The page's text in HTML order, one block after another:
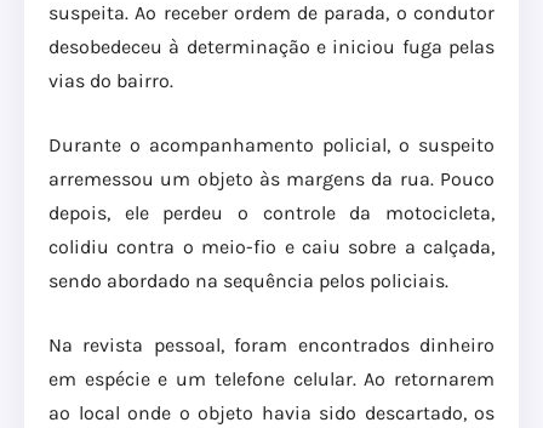
suspeita. Ao receber ordem de parada, o condutor
desobedeceu à determinação e iniciou fuga pelas
vias do bairro.
Durante o acompanhamento policial, o suspeito
arremessou um objeto às margens da rua. Pouco
depois, ele perdeu o controle da motocicleta,
colidiu contra o meio-fio e caiu sobre a calçada,
sendo abordado na sequência pelos policiais.
Na revista pessoal, foram encontrados dinheiro
em espécie e um telefone celular. Ao retornarem
ao local onde o objeto havia sido descartado, os